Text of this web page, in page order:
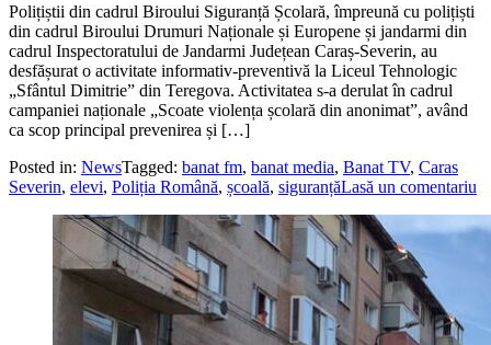
Polițiștii din cadrul Biroului Siguranță Școlară, împreună cu polițiști
din cadrul Biroului Drumuri Naționale și Europene și jandarmi din
cadrul Inspectoratului de Jandarmi Județean Caraș-Severin, au
desfășurat o activitate informativ-preventivă la Liceul Tehnologic
„Sfântul Dimitrie” din Teregova. Activitatea s-a derulat în cadrul
campaniei naționale „Scoate violența școlară din anonimat”, având
ca scop principal prevenirea și […]
Posted in: NewsTagged: banat fm, banat media, Banat TV, Caras
Severin, elevi, Poliția Română, școală, siguranțăLasă un comentariu